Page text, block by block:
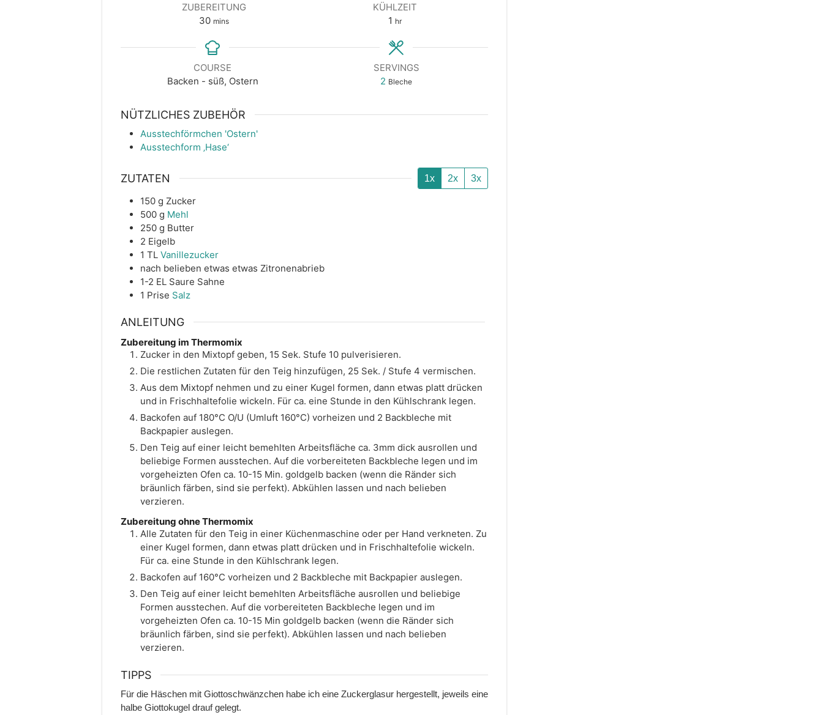
ZUBEREITUNG
30minutes
mins
KÜHLZEIT
1 hour
hr
COURSE
Backen - süß, Ostern
SERVINGS
2 Bleche
NÜTZLICHES ZUBEHÖR
Ausstechförmchen 'Ostern'
Ausstechform ‚Hase‘
ZUTATEN 1x 2x 3x
150 g Zucker
500 g Mehl
250 g Butter
2 Eigelb
1 TL Vanillezucker
nach belieben etwas etwas Zitronenabrieb
1-2 EL Saure Sahne
1 Prise Salz
ANLEITUNG
Zubereitung im Thermomix
Zucker in den Mixtopf geben, 15 Sek. Stufe 10 pulverisieren.
Die restlichen Zutaten für den Teig hinzufügen, 25 Sek. / Stufe 4 vermischen.
Aus dem Mixtopf nehmen und zu einer Kugel formen, dann etwas platt drücken
und in Frischhaltefolie wickeln. Für ca. eine Stunde in den Kühlschrank legen.
Backofen auf 180°C O/U (Umluft 160°C) vorheizen und 2 Backbleche mit
Backpapier auslegen.
Den Teig auf einer leicht bemehlten Arbeitsfläche ca. 3mm dick ausrollen und
beliebige Formen ausstechen. Auf die vorbereiteten Backbleche legen und im
vorgeheizten Ofen ca. 10-15 Min. goldgelb backen (wenn die Ränder sich
bräunlich färben, sind sie perfekt). Abkühlen lassen und nach belieben
verzieren.
Zubereitung ohne Thermomix
Alle Zutaten für den Teig in einer Küchenmaschine oder per Hand verkneten. Zu
einer Kugel formen, dann etwas platt drücken und in Frischhaltefolie wickeln.
Für ca. eine Stunde in den Kühlschrank legen.
Backofen auf 160°C vorheizen und 2 Backbleche mit Backpapier auslegen.
Den Teig auf einer leicht bemehlten Arbeitsfläche ausrollen und beliebige
Formen ausstechen. Auf die vorbereiteten Backbleche legen und im
vorgeheizten Ofen ca. 10-15 Min goldgelb backen (wenn die Ränder sich
bräunlich färben, sind sie perfekt). Abkühlen lassen und nach belieben
verzieren.
TIPPS
Für die Häschen mit Giottoschwänzchen habe ich eine Zuckerglasur hergestellt, jeweils eine
halbe Giottokugel drauf gelegt.